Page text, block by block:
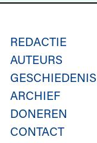
REDACTIE
AUTEURS
GESCHIEDENIS
ARCHIEF
DONEREN
CONTACT